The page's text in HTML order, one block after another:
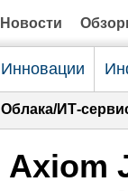
Новости
Инновации
Облака/ИТ-
Axiom